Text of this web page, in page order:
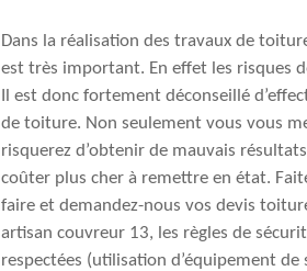
Dans la réalisation des travaux de
est très important. En effet les risques
Il est donc fortement déconseillé
de toiture. Non seulement vous vous
risquerez d’obtenir de mauvais
coûter plus cher à remettre en état.
faire et demandez-nous vos devis
artisan couvreur 13, les règles de
respectées (utilisation d’équipement de